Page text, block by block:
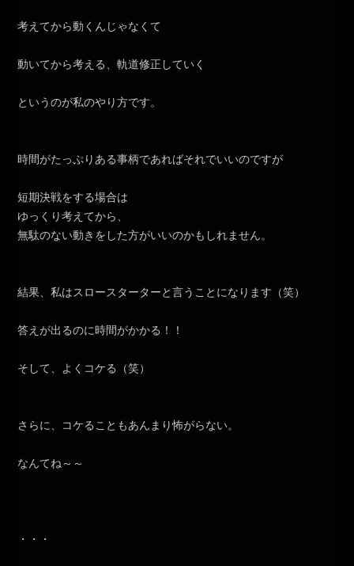
考えてから動くんじゃなくて
動いてから考える、軌道修正していく
というのが私のやり方です。
時間がたっぷりある事柄であればそれでいいのですが
短期決戦をする場合は
ゆっくり考えてから、
無駄のない動きをした方がいいのかもしれません。
結果、私はスロースターターと言うことになります（笑）
答えが出るのに時間がかかる！！
そして、よくコケる（笑）
さらに、コケることもあんまり怖がらない。
なんてね～～
・・・